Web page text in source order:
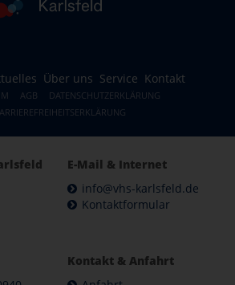
Über uns Service Kontakt
AGB
DATENSCHUTZERKLÄRUNG
E-Mail & Internet
info@vhs-karlsfeld.de
Kontaktformular
Kontakt & Anfahrt